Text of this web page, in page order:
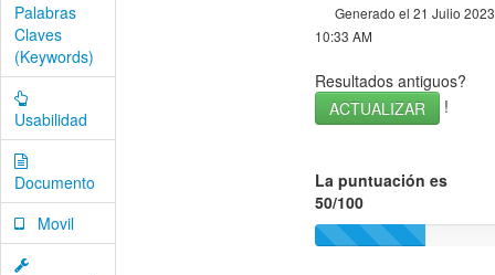
Palabras
Claves
(Keywords)
Usabilidad
Documento
Movil
Generado el 21 Julio 2023
10:33 AM
Resultados antiguos?
ACTUALIZAR
!
La puntuación es
50/100